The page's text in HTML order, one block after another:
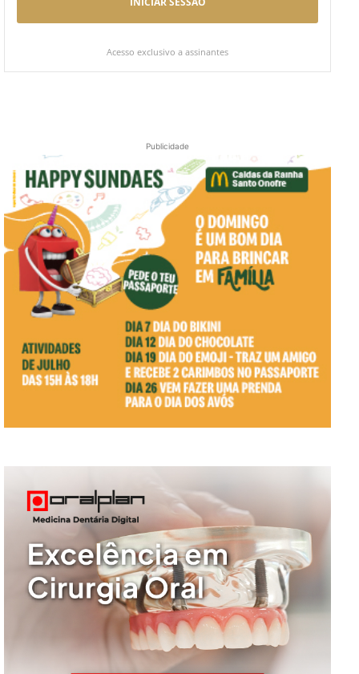
Acesso exclusivo a assinantes
Publicidade